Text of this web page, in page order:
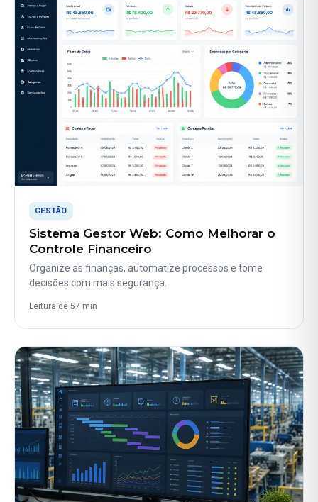
GESTÃO
Sistema Gestor Web: Como Melhorar o
Controle Financeiro
Organize as finanças, automatize processos e tome
decisões com mais segurança.
Leitura de 57 min